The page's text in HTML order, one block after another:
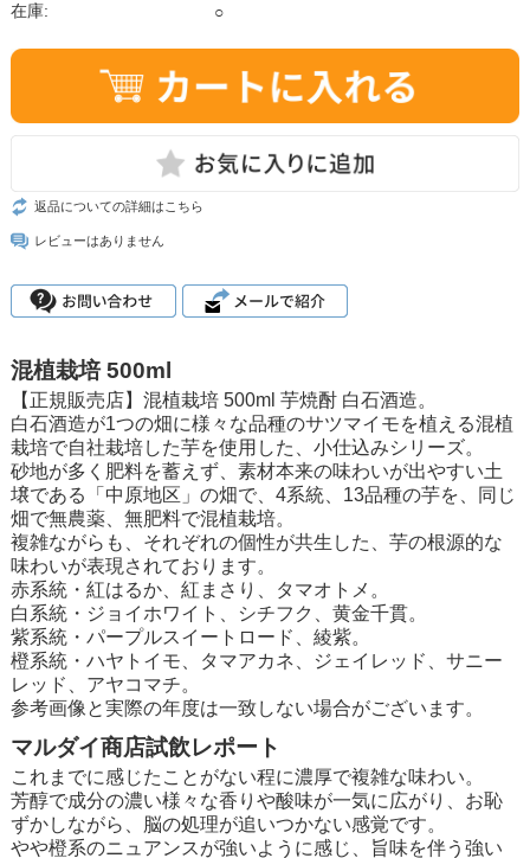
在庫: ○
返品についての詳細はこちら
レビューはありません
混植栽培 500ml
【正規販売店】混植栽培 500ml 芋焼酎 白石酒造。
白石酒造が1つの畑に様々な品種のサツマイモを植える混植
栽培で自社栽培した芋を使用した、小仕込みシリーズ。
砂地が多く肥料を蓄えず、素材本来の味わいが出やすい土
壌である「中原地区」の畑で、4系統、13品種の芋を、同じ
畑で無農薬、無肥料で混植栽培。
複雑ながらも、それぞれの個性が共生した、芋の根源的な
味わいが表現されております。
赤系統・紅はるか、紅まさり、タマオトメ。
白系統・ジョイホワイト、シチフク、黄金千貫。
紫系統・パープルスイートロード、綾紫。
橙系統・ハヤトイモ、タマアカネ、ジェイレッド、サニー
レッド、アヤコマチ。
参考画像と実際の年度は一致しない場合がございます。
マルダイ商店試飲レポート
これまでに感じたことがない程に濃厚で複雑な味わい。
芳醇で成分の濃い様々な香りや酸味が一気に広がり、お恥
ずかしながら、脳の処理が追いつかない感覚です。
やや橙系のニュアンスが強いように感じ、旨味を伴う強い